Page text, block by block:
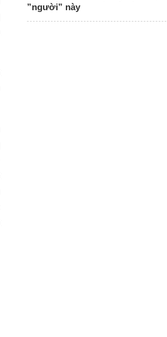
”người” này